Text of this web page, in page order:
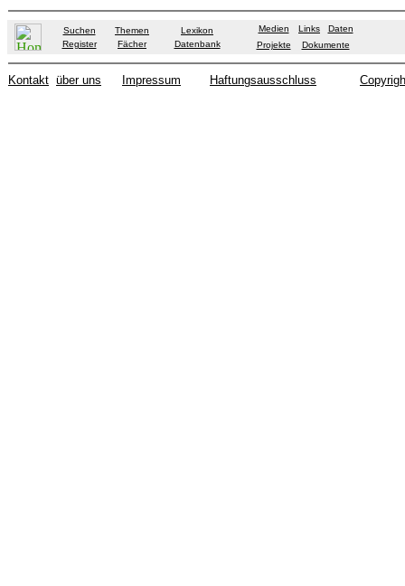
Suchen Themen
Lexikon
Register
Fächer Datenbank
Medien Links
Daten
Projekte
Dokumente
Kontakt über uns Impressum Haftungsausschluss